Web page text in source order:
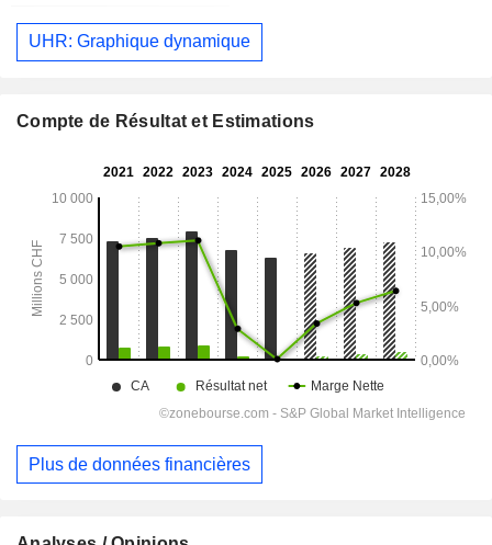
UHR: Graphique dynamique
Compte de Résultat et Estimations
Plus de données financières